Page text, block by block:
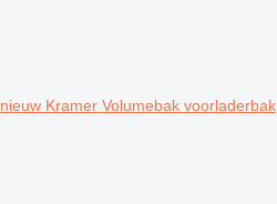
nieuw Kramer Volumebak voorladerbak